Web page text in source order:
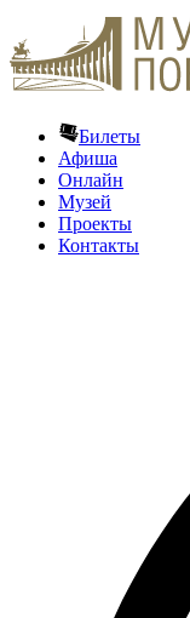
Билеты
Афиша
Онлайн
Музей
Проекты
Контакты